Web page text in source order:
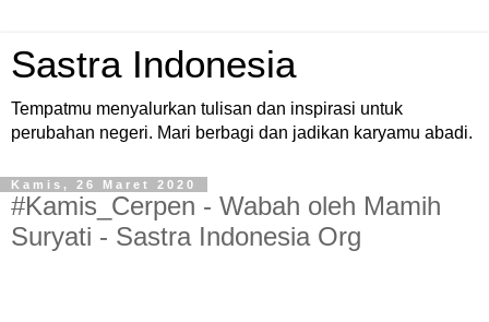
Sastra Indonesia
Tempatmu menyalurkan tulisan dan inspirasi untuk
perubahan negeri. Mari berbagi dan jadikan karyamu abadi.
Kamis, 26 Maret 2020
#Kamis_Cerpen - Wabah oleh Mamih
Suryati - Sastra Indonesia Org